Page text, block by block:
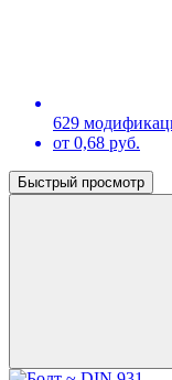
629
от 0,68 руб.
Быстрый просмотр